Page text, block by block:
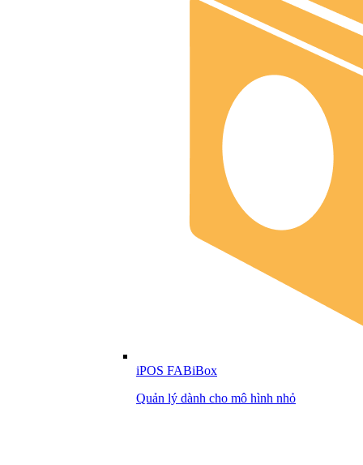
iPOS FABiBox
Quản lý dành cho mô hình nhỏ